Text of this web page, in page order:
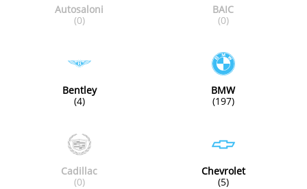
Autosaloni
(0)
BAIC
(0)
Bentley
(4)
BMW
(197)
Cadillac
(0)
Chevrolet
(5)